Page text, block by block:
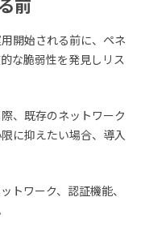
前
開始される前に、ペネ
な脆弱性を発見しリス
、既存のネットワーク
に抑えたい場合、導入
トワーク、認証機能、